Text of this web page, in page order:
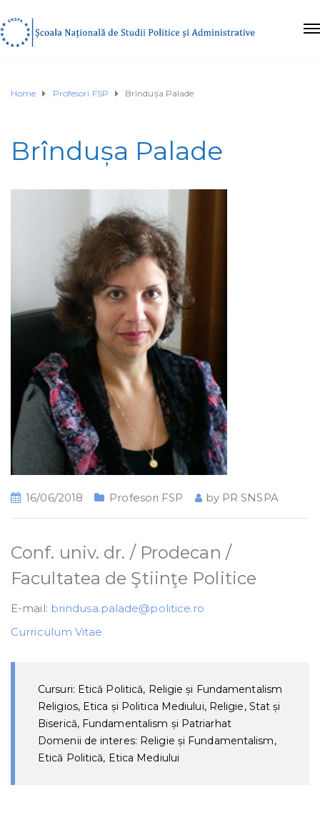
Home Profesori FSP Brîndușa Palade
Brîndușa Palade
16/06/2018 Profesori FSP by PR SNSPA
Conf. univ. dr. / Prodecan /
Facultatea de Ştiinţe Politice
E-mail: brindusa.palade@politice.ro
Curriculum Vitae
Cursuri: Etică Politică, Religie și Fundamentalism
Religios, Etica și Politica Mediului, Religie, Stat și
Biserică, Fundamentalism și Patriarhat
Domenii de interes: Religie și Fundamentalism,
Etică Politică, Etica Mediului